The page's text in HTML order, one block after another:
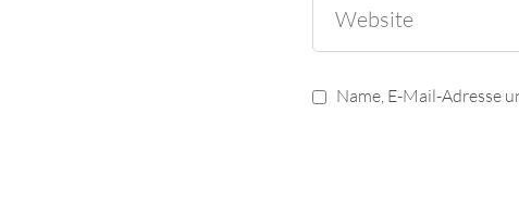
Name, E-Mail-Adresse